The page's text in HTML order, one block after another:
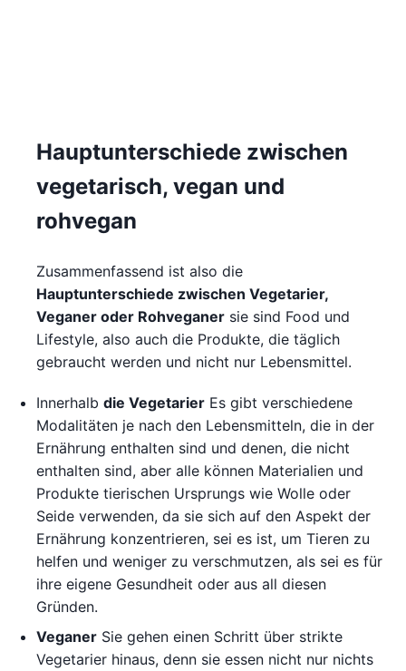
Hauptunterschiede zwischen
vegetarisch, vegan und
rohvegan
Zusammenfassend ist also die
Hauptunterschiede zwischen Vegetarier,
Veganer oder Rohveganer sie sind Food und
Lifestyle, also auch die Produkte, die täglich
gebraucht werden und nicht nur Lebensmittel.
Innerhalb die Vegetarier Es gibt verschiedene
Modalitäten je nach den Lebensmitteln, die in der
Ernährung enthalten sind und denen, die nicht
enthalten sind, aber alle können Materialien und
Produkte tierischen Ursprungs wie Wolle oder
Seide verwenden, da sie sich auf den Aspekt der
Ernährung konzentrieren, sei es ist, um Tieren zu
helfen und weniger zu verschmutzen, als sei es für
ihre eigene Gesundheit oder aus all diesen
Gründen.
Veganer Sie gehen einen Schritt über strikte
Vegetarier hinaus, denn sie essen nicht nur nichts